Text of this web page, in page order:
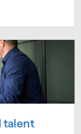
talent